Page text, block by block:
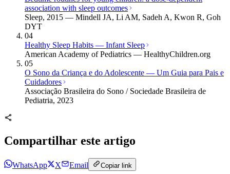
association with sleep outcomes
Sleep, 2015 — Mindell JA, Li AM, Sadeh A, Kwon R, Goh
DYT
04
Healthy Sleep Habits — Infant Sleep
American Academy of Pediatrics — HealthyChildren.org
05
O Sono da Criança e do Adolescente — Um Guia para Pais e
Cuidadores
Associação Brasileira do Sono / Sociedade Brasileira de
Pediatria, 2023
Compartilhar este artigo
WhatsApp X Email Copiar link